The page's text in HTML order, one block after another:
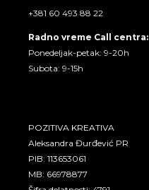
+381 60 493 88 22
Radno vreme Call centra:
Ponedeljak-petak: 9-20h
Subota: 9-15h
POZITIVA KREATIVA
Aleksandra Đurđević PR
PIB: 113653061
MB: 66978877